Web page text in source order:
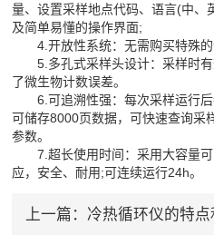
量、设置采样地点代码、语言(中、
及简单易懂的操作界面;
4.开放性系统：无需购买特殊的
5.多孔式采样头设计：采样时有
了微生物计数误差。
6.可追溯性强：每次采样运行后
可储存8000页数据，可快速查询采
参数。
7.超长使用时间：采用大容量可
应，安全、耐用;可连续运行24h。
上一篇： 冷热循环仪的特